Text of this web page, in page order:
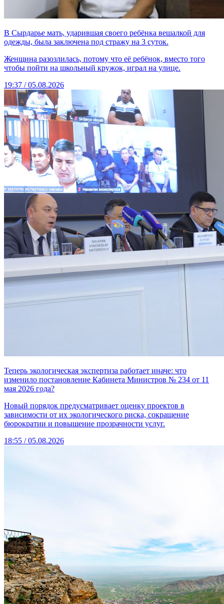
В Сырдарье мать, ударившая своего ребёнка вешалкой для
одежды, была заключена под стражу на 3 суток.
Женщина разозлилась, потому что её ребёнок, вместо того
чтобы пойти на школьный кружок, играл на улице.
19:37 / 05.08.2026
Теперь экологическая экспертиза работает иначе: что
изменило постановление Кабинета Министров № 234 от 11
мая 2026 года?
Новый порядок предусматривает оценку проектов в
зависимости от их экологического риска, сокращение
бюрократии и повышение прозрачности услуг.
18:55 / 05.08.2026